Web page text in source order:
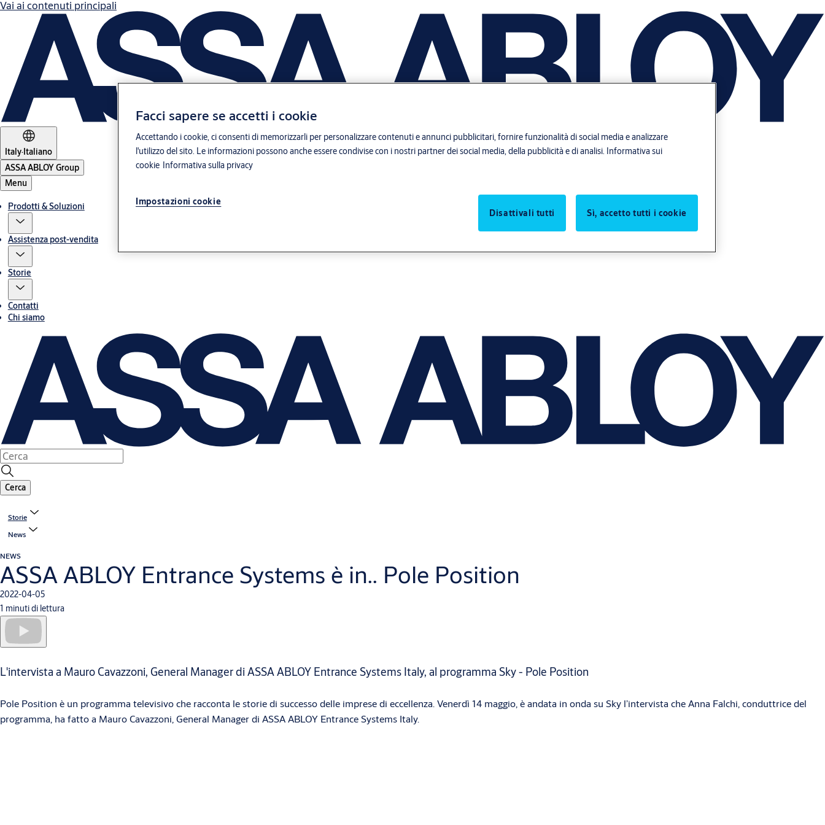
Vai ai contenuti principali
Italy·Italiano
ASSA ABLOY Group
Menu
Prodotti & Soluzioni
Assistenza post-vendita
Storie
Contatti
Chi siamo
Cerca
Storie
News
NEWS
ASSA ABLOY Entrance Systems è in.. Pole Position
2022-04-05
1 minuti di lettura
L'intervista a Mauro Cavazzoni, General Manager di ASSA ABLOY Entrance Systems Italy, al programma Sky - Pole Position
Pole Position è un programma televisivo che racconta le storie di successo delle imprese di eccellenza. Venerdì 14 maggio, è andata in onda su Sky l’intervista che Anna Falchi, conduttrice del
programma, ha fatto a Mauro Cavazzoni, General Manager di ASSA ABLOY Entrance Systems Italy.
Facci sapere se accetti i cookie
Accettando i cookie, ci consenti di memorizzarli per personalizzare contenuti e annunci pubblicitari, fornire funzionalità di social media e analizzare
l'utilizzo del sito. Le informazioni possono anche essere condivise con i nostri partner dei social media, della pubblicità e di analisi. Informativa sui
cookie Informativa sulla privacy
Impostazioni cookie
Disattivali tutti
Sì, accetto tutti i cookie